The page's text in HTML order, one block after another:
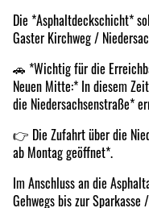
Die *Asphaltdeckschicht*
Gaster Kirchweg /
🚗 *Wichtig für die
Neuen Mitte:* In diesem
die Niedersachsenstraße*
👉 Die Zufahrt über die
ab Montag geöffnet*.
Im Anschluss an die
Gehwegs bis zur